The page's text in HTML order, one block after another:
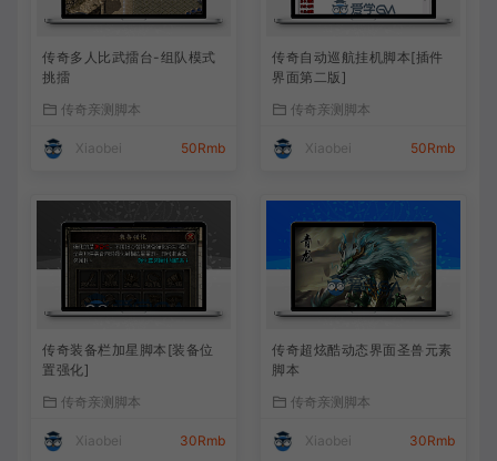
传奇多人比武擂台-组队模式
挑擂
传奇亲测脚本
Xiaobei 50Rmb
传奇自动巡航挂机脚本[插件
界面第二版]
传奇亲测脚本
Xiaobei 50Rmb
传奇装备栏加星脚本[装备位
置强化]
传奇亲测脚本
Xiaobei 30Rmb
传奇超炫酷动态界面圣兽元素
脚本
传奇亲测脚本
Xiaobei 30Rmb